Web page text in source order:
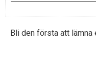
Bli den första att lämna